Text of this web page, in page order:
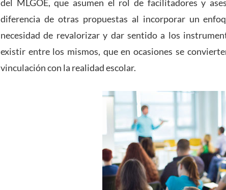
del MLGOE, que asumen el rol de facilitadores y
diferencia de otras propuestas al incorporar un
necesidad de revalorizar y dar sentido a los
existir entre los mismos, que en ocasiones se
vinculación con la realidad escolar.